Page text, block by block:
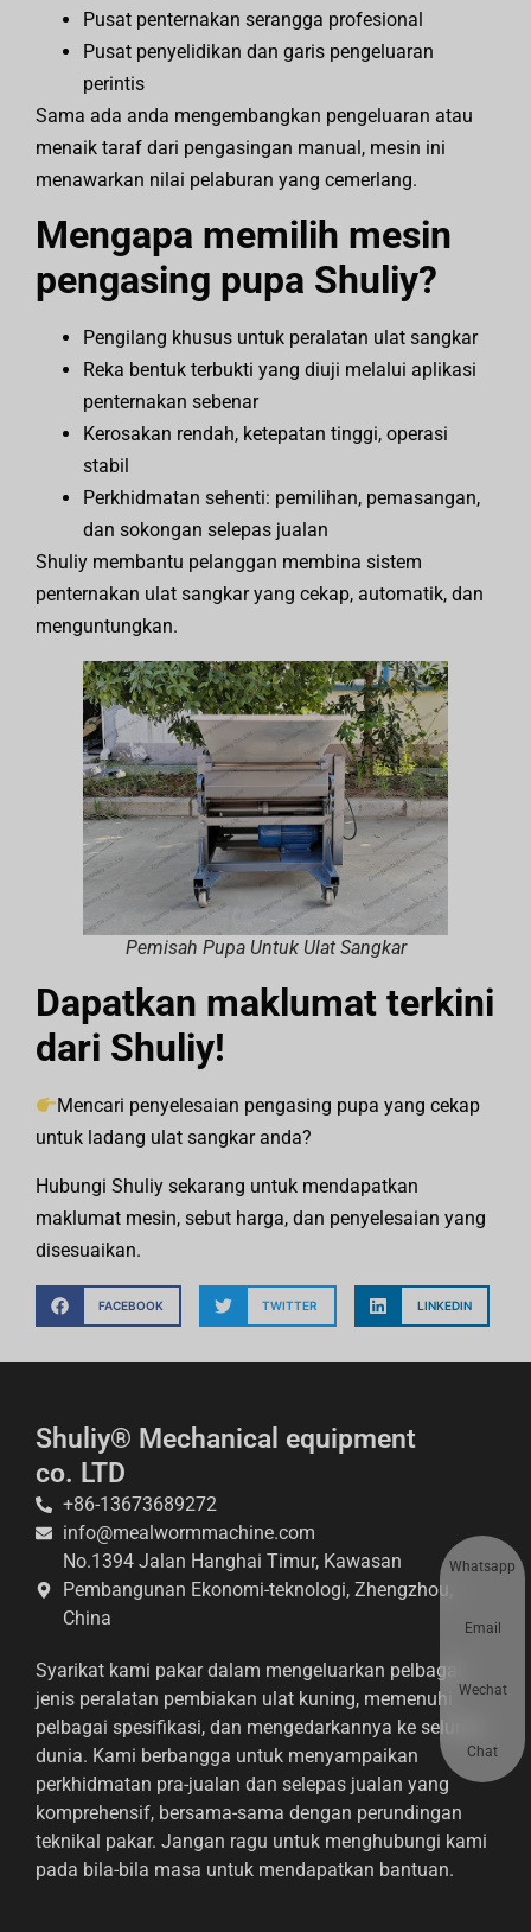
Pusat penternakan serangga profesional
Pusat penyelidikan dan garis pengeluaran
perintis
Sama ada anda mengembangkan pengeluaran atau
menaik taraf dari pengasingan manual, mesin ini
menawarkan nilai pelaburan yang cemerlang.
Mengapa memilih mesin
pengasing pupa Shuliy?
Pengilang khusus untuk peralatan ulat sangkar
Reka bentuk terbukti yang diuji melalui aplikasi
penternakan sebenar
Kerosakan rendah, ketepatan tinggi, operasi
stabil
Perkhidmatan sehenti: pemilihan, pemasangan,
dan sokongan selepas jualan
Shuliy membantu pelanggan membina sistem
penternakan ulat sangkar yang cekap, automatik, dan
menguntungkan.
Pemisah Pupa Untuk Ulat Sangkar
Dapatkan maklumat terkini
dari Shuliy!
Mencari penyelesaian pengasing pupa yang cekap
untuk ladang ulat sangkar anda?
Hubungi Shuliy sekarang untuk mendapatkan
maklumat mesin, sebut harga, dan penyelesaian yang
disesuaikan.
FACEBOOK TWITTER LINKEDIN
Shuliy® Mechanical equipment
co. LTD
+86-13673689272
info@mealwormmachine.com
No.1394 Jalan Hanghai Timur, Kawasan
Pembangunan Ekonomi-teknologi, Zhengzhou,
China
Syarikat kami pakar dalam mengeluarkan pelbagai
jenis peralatan pembiakan ulat kuning, memenuhi
pelbagai spesifikasi, dan mengedarkannya ke seluruh
dunia. Kami berbangga untuk menyampaikan
perkhidmatan pra-jualan dan selepas jualan yang
komprehensif, bersama-sama dengan perundingan
teknikal pakar. Jangan ragu untuk menghubungi kami
pada bila-bila masa untuk mendapatkan bantuan.
Whatsapp
Email
Wechat
Chat